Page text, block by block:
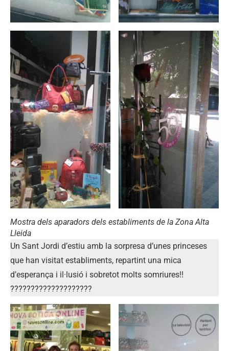
Mostra dels aparadors dels establiments de la Zona Alta
Lleida
Un Sant Jordi d’estiu amb la sorpresa d’unes princeses
que han visitat establiments, repartint una mica
d’esperança i il·lusió i sobretot molts somriures!!
????????????????????